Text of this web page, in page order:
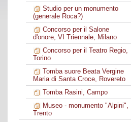
Studio per un monumento
(generale Roca?)
Concorso per il Salone
d'onore, VI Triennale, Milano
Concorso per il Teatro Regio,
Torino
Tomba suore Beata Vergine
Maria di Santa Croce, Rovereto
Tomba Rasini, Campo
Museo - monumento "Alpini",
Trento